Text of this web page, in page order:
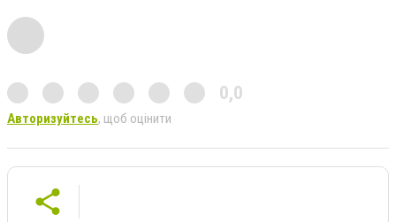
0,0
Авторизуйтесь, щоб оцінити